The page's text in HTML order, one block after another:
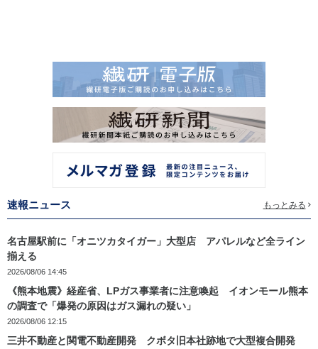
速報ニュース もっとみる
名古屋駅前に「オニツカタイガー」大型店 アパレルなど全ライン
揃える
2026/08/06 14:45
《熊本地震》経産省、LPガス事業者に注意喚起 イオンモール熊本
の調査で「爆発の原因はガス漏れの疑い」
2026/08/06 12:15
三井不動産と関電不動産開発 クボタ旧本社跡地で大型複合開発